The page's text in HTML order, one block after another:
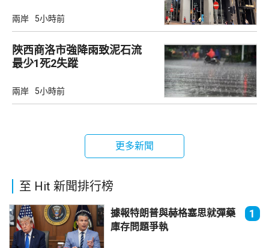
兩岸 5小時前
陜西商洛市強降雨致泥石流
最少1死2失蹤
兩岸 5小時前
更多新聞
至 Hit 新聞排行榜
據報特朗普與赫格塞思就彈藥
庫存問題爭執
1